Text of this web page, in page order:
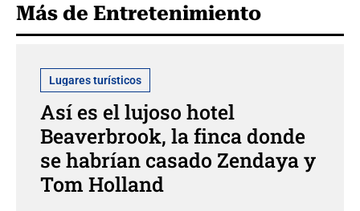
Más de Entretenimiento
Lugares turísticos
Así es el lujoso hotel
Beaverbrook, la finca donde
se habrían casado Zendaya y
Tom Holland